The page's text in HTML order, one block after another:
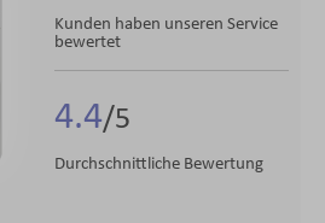
Kunden haben unseren Service
bewertet
4.4
Durchschnittliche Bewertung